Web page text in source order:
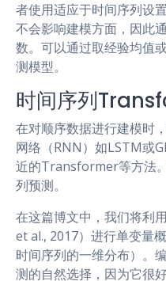
者使用适应于时间序列设
不会影响建模方面，因此
数。可以通过取经验均值
测模型。
时间序列
在对顺序数据进行建模时
网络（RNN）如LSTM或
近的Transformer等方法
列预测。
在这篇博文中，我们将利
et al., 2017）进行单变量
时间序列的一维分布）。
测的自然选择，因为它很